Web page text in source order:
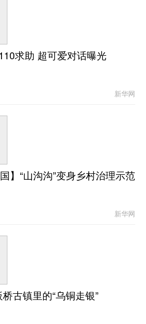
求助 超可爱对话曝光
新华网
国】“山沟沟”变身乡村治理示范
新华网
古镇里的“乌铜走银”